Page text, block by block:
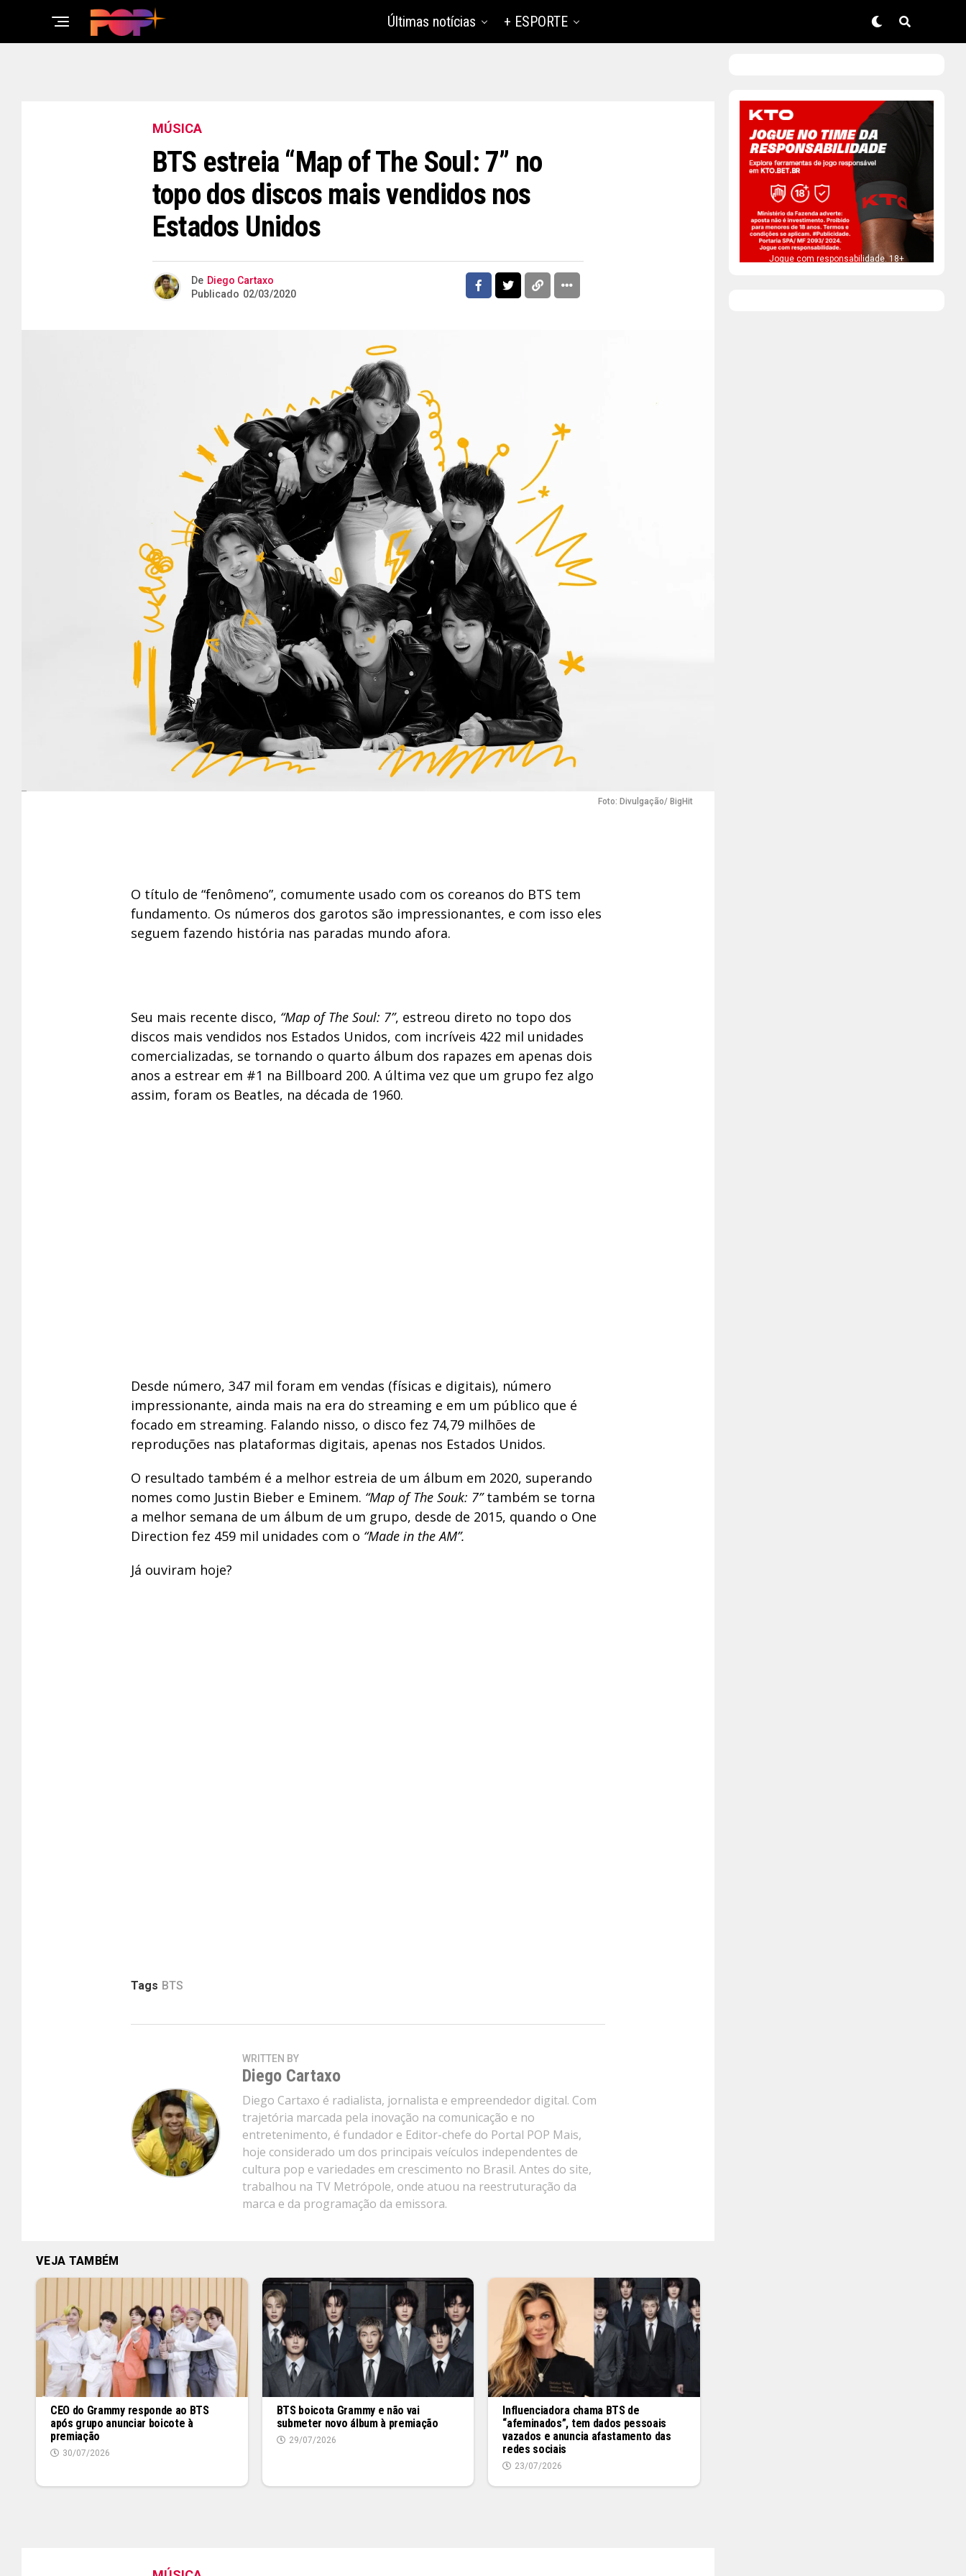
Últimas notícias + ESPORTE
MÚSICA
BTS estreia “Map of The Soul: 7” no
topo dos discos mais vendidos nos
Estados Unidos
De Diego Cartaxo
Publicado 02/03/2020
Foto: Divulgação/ BigHit
O título de “fenômeno”, comumente usado com os coreanos do BTS tem
fundamento. Os números dos garotos são impressionantes, e com isso eles
seguem fazendo história nas paradas mundo afora.
Seu mais recente disco, “Map of The Soul: 7”, estreou direto no topo dos
discos mais vendidos nos Estados Unidos, com incríveis 422 mil unidades
comercializadas, se tornando o quarto álbum dos rapazes em apenas dois
anos a estrear em #1 na Billboard 200. A última vez que um grupo fez algo
assim, foram os Beatles, na década de 1960.
Desde número, 347 mil foram em vendas (físicas e digitais), número
impressionante, ainda mais na era do streaming e em um público que é
focado em streaming. Falando nisso, o disco fez 74,79 milhões de
reproduções nas plataformas digitais, apenas nos Estados Unidos.
O resultado também é a melhor estreia de um álbum em 2020, superando
nomes como Justin Bieber e Eminem. “Map of The Souk: 7”também se torna
a melhor semana de um álbum de um grupo, desde de 2015, quando o One
Direction fez 459 mil unidades com o “Made in the AM”.
Já ouviram hoje?
Tags BTS
WRITTEN BY
Diego Cartaxo
Diego Cartaxo é radialista, jornalista e empreendedor digital. Com
trajetória marcada pela inovação na comunicação e no
entretenimento, é fundador e Editor-chefe do Portal POP Mais,
hoje considerado um dos principais veículos independentes de
cultura pop e variedades em crescimento no Brasil. Antes do site,
trabalhou na TV Metrópole, onde atuou na reestruturação da
marca e da programação da emissora.
VEJA TAMBÉM
CEO do Grammy responde ao BTS
após grupo anunciar boicote à
premiação
30/07/2026
BTS boicota Grammy e não vai
submeter novo álbum à premiação
29/07/2026
Influenciadora chama BTS de
“afeminados”, tem dados pessoais
vazados e anuncia afastamento das
redes sociais
23/07/2026
Jogue com responsabilidade. 18+